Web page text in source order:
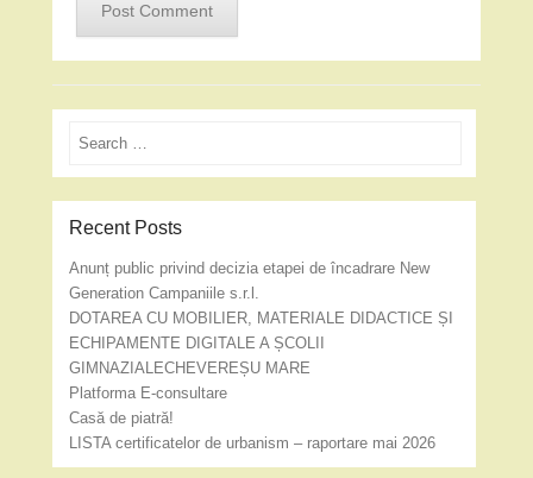
Search
Recent Posts
Anunț public privind decizia etapei de încadrare New
Generation Campaniile s.r.l.
DOTAREA CU MOBILIER, MATERIALE DIDACTICE ȘI
ECHIPAMENTE DIGITALE A ȘCOLII
GIMNAZIALECHEVEREȘU MARE
Platforma E-consultare
Casă de piatră!
LISTA certificatelor de urbanism – raportare mai 2026